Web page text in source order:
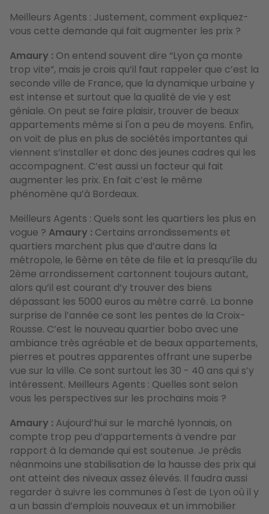
Meilleurs Agents : Justement, comment expliquez-
vous cette demande qui fait augmenter les prix ?
Amaury : On entend souvent dire “Lyon ça monte
trop vite”, mais je crois qu’il faut rappeler que c’est la
seconde ville de France, que la dynamique urbaine y
est intense et surtout que la qualité de vie y est
géniale. On peut se faire plaisir, trouver de beaux
appartements même si l'on a peu de moyens. Enfin,
on voit de plus en plus de sociétés importantes qui
viennent s’installer et donc des jeunes cadres qui les
accompagnent. C’est aussi un facteur qui fait
augmenter les prix. En fait c’est le même
phénomène qu’à Bordeaux.
Meilleurs Agents : Quels sont les quartiers les plus en
vogue ? Amaury : Certains arrondissements et
quartiers marchent plus que d’autre dans la
métropole, le 6ème en tête de file et la presqu’île du
2ème arrondissement cartonnent toujours autant,
alors qu’il est courant d’y trouver des biens
dépassant les 5000 euros au mètre carré. La bonne
surprise de l’année ce sont les pentes de la Croix-
Rousse. C’est le nouveau quartier bobo avec une
ambiance très agréable et de beaux appartements,
pierres et poutres apparentes offrant une superbe
vue sur la ville. Ce sont surtout les 30 - 40 ans qui s’y
intéressent. Meilleurs Agents : Quelles sont selon
vous les perspectives sur les prochains mois ?
Amaury : Aujourd’hui sur le marché lyonnais, on
compte trop peu d’appartements à vendre par
rapport à la demande qui est soutenue. Je prédis
néanmoins une stabilisation de la hausse des prix qui
ont atteint des niveaux assez élevés. Il faudra aussi
regarder à suivre les communes à l'est de Lyon où il y
a un bassin d’emplois nouveaux et un immobilier